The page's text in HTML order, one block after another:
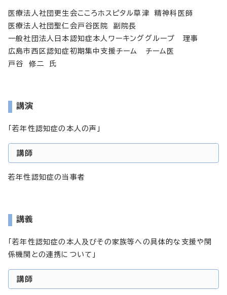
医療法人社団更生会こころホスピタル草津 精神科医師
医療法人社団聖仁会戸谷医院 副院長
一般社団法人日本認知症本人ワーキンググループ 理事
広島市西区認知症初期集中支援チーム チーム医
戸谷 修二 氏
講演
「若年性認知症の本人の声」
講師
若年性認知症の当事者
講義
「若年性認知症の本人及びその家族等への具体的な支援や関
係機関との連携について」
講師